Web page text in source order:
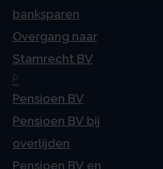
banksparen
Overgang naar
Stamrecht BV
P
Pensioen BV
Pensioen BV bij
overlijden
Pensioen BV en